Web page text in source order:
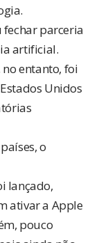
fechar parceria
artificial.
no entanto, foi
Unidos
o
lançado,
ativar a Apple
pouco